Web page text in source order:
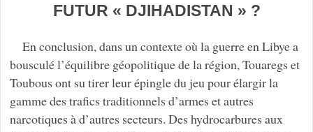
FUTUR « DJIHADISTAN » ?
En conclusion, dans un contexte où la guerre en Libye a
bousculé l’équilibre géopolitique de la région, Touaregs et
Toubous ont su tirer leur épingle du jeu pour élargir la
gamme des trafics traditionnels d’armes et autres
narcotiques à d’autres secteurs. Des hydrocarbures aux